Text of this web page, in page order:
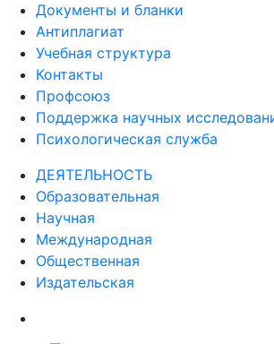
Документы и бланки
Антиплагиат
Учебная структура
Контакты
Профсоюз
Поддержка научных
Психологическая служба
ДЕЯТЕЛЬНОСТЬ
Образовательная
Научная
Международная
Общественная
Издательская